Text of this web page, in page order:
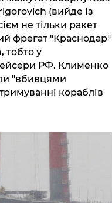
(вийде із
не тільки ракет
фрегат "Краснодар"
тобто у
РФ. Клименко
"вбивцями
кораблів